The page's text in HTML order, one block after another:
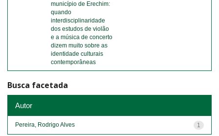
município de Erechim:
quando
interdisciplinaridade
dos estudos de violão
e a música de concerto
dizem muito sobre as
identidade culturais
contemporâneas
Busca facetada
Autor
1
Pereira, Rodrigo Alves